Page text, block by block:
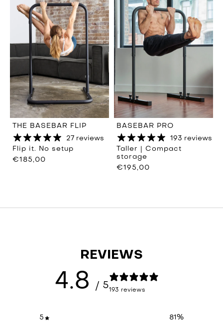
THE BASEBAR FLIP
27 reviews
Flip it. No setup
€185,00
BASEBAR PRO
193 reviews
Taller | Compact
storage
€195,00
REVIEWS
4.8 / 5193 reviews
5 81%